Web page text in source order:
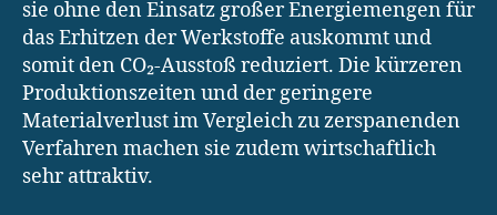
sie ohne den Einsatz großer Energiemengen für
das Erhitzen der Werkstoffe auskommt und
somit den CO₂-Ausstoß reduziert. Die kürzeren
Produktionszeiten und der geringere
Materialverlust im Vergleich zu zerspanenden
Verfahren machen sie zudem wirtschaftlich
sehr attraktiv.